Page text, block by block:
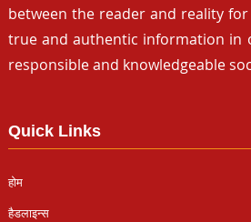
between the reader and reality
true and authentic information in
responsible and knowledgeable
Quick Links
होम
हैडलाइन्स